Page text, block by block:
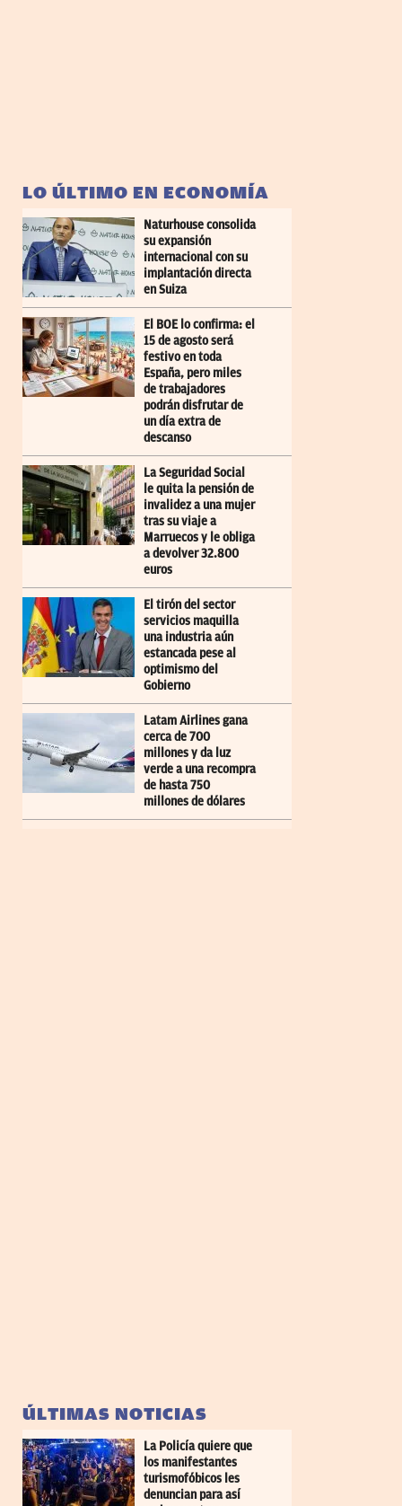
LO ÚLTIMO EN ECONOMÍA
Naturhouse consolida
su expansión
internacional con su
implantación directa
en Suiza
El BOE lo confirma: el
15 de agosto será
festivo en toda
España, pero miles
de trabajadores
podrán disfrutar de
un día extra de
descanso
La Seguridad Social
le quita la pensión de
invalidez a una mujer
tras su viaje a
Marruecos y le obliga
a devolver 32.800
euros
El tirón del sector
servicios maquilla
una industria aún
estancada pese al
optimismo del
Gobierno
Latam Airlines gana
cerca de 700
millones y da luz
verde a una recompra
de hasta 750
millones de dólares
ÚLTIMAS NOTICIAS
La Policía quiere que
los manifestantes
turismofóbicos les
denuncian para así